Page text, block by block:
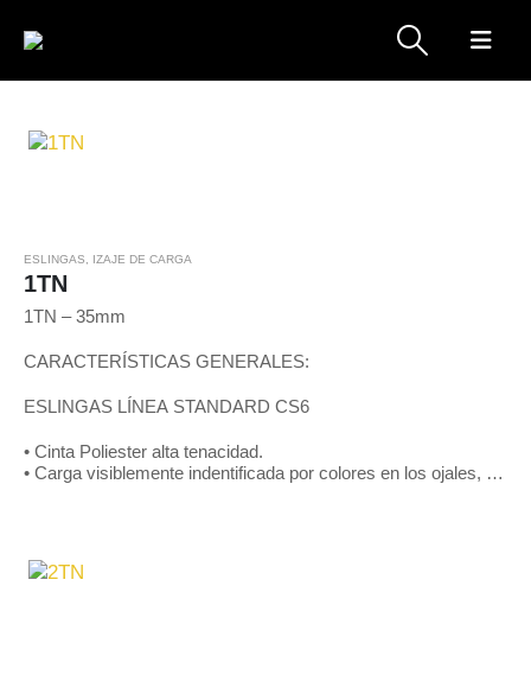
ESLINGAS IZAJE DE CARGA
1TN
1TN – 35mm
CARACTERÍSTICAS GENERALES:
ESLINGAS LÍNEA STANDARD CS6
• Cinta Poliester alta tenacidad.
• Carga visiblemente indentificada por colores en los ojales, de